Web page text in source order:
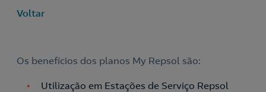
Voltar
Os benefícios dos planos My Repsol são:
Utilização em Estações de Serviço Repsol